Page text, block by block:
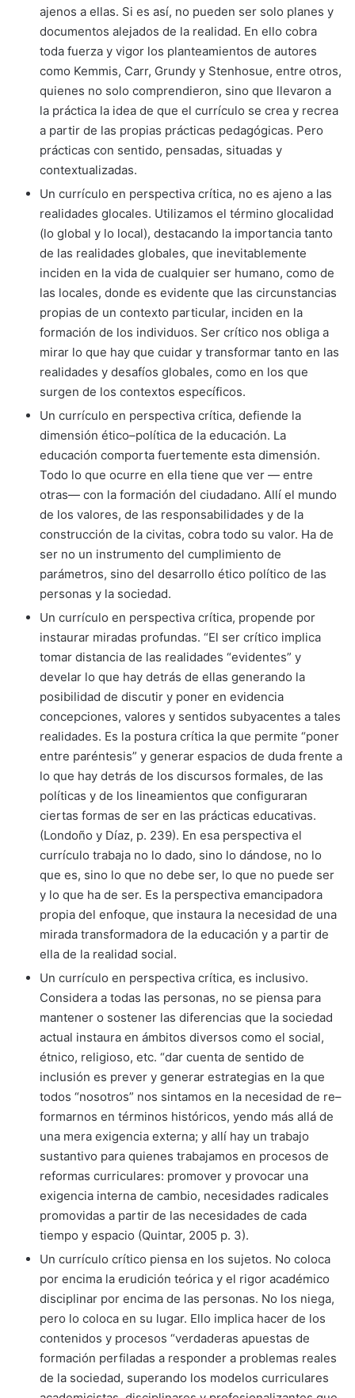
ajenos a ellas. Si es así, no pueden ser solo planes y
documentos alejados de la realidad. En ello cobra
toda fuerza y vigor los planteamientos de autores
como Kemmis, Carr, Grundy y Stenhosue, entre otros,
quienes no solo comprendieron, sino que llevaron a
la práctica la idea de que el currículo se crea y recrea
a partir de las propias prácticas pedagógicas. Pero
prácticas con sentido, pensadas, situadas y
contextualizadas.
Un currículo en perspectiva crítica, no es ajeno a las
realidades glocales. Utilizamos el término glocalidad
(lo global y lo local), destacando la importancia tanto
de las realidades globales, que inevitablemente
inciden en la vida de cualquier ser humano, como de
las locales, donde es evidente que las circunstancias
propias de un contexto particular, inciden en la
formación de los individuos. Ser crítico nos obliga a
mirar lo que hay que cuidar y transformar tanto en las
realidades y desafíos globales, como en los que
surgen de los contextos específicos.
Un currículo en perspectiva crítica, defiende la
dimensión ético–política de la educación. La
educación comporta fuertemente esta dimensión.
Todo lo que ocurre en ella tiene que ver — entre
otras— con la formación del ciudadano. Allí el mundo
de los valores, de las responsabilidades y de la
construcción de la civitas, cobra todo su valor. Ha de
ser no un instrumento del cumplimiento de
parámetros, sino del desarrollo ético político de las
personas y la sociedad.
Un currículo en perspectiva crítica, propende por
instaurar miradas profundas. “El ser crítico implica
tomar distancia de las realidades “evidentes” y
develar lo que hay detrás de ellas generando la
posibilidad de discutir y poner en evidencia
concepciones, valores y sentidos subyacentes a tales
realidades. Es la postura crítica la que permite “poner
entre paréntesis” y generar espacios de duda frente a
lo que hay detrás de los discursos formales, de las
políticas y de los lineamientos que configuraran
ciertas formas de ser en las prácticas educativas.
(Londoño y Díaz, p. 239). En esa perspectiva el
currículo trabaja no lo dado, sino lo dándose, no lo
que es, sino lo que no debe ser, lo que no puede ser
y lo que ha de ser. Es la perspectiva emancipadora
propia del enfoque, que instaura la necesidad de una
mirada transformadora de la educación y a partir de
ella de la realidad social.
Un currículo en perspectiva crítica, es inclusivo.
Considera a todas las personas, no se piensa para
mantener o sostener las diferencias que la sociedad
actual instaura en ámbitos diversos como el social,
étnico, religioso, etc. “dar cuenta de sentido de
inclusión es prever y generar estrategias en la que
todos “nosotros” nos sintamos en la necesidad de re–
formarnos en términos históricos, yendo más allá de
una mera exigencia externa; y allí hay un trabajo
sustantivo para quienes trabajamos en procesos de
reformas curriculares: promover y provocar una
exigencia interna de cambio, necesidades radicales
promovidas a partir de las necesidades de cada
tiempo y espacio (Quintar, 2005 p. 3).
Un currículo crítico piensa en los sujetos. No coloca
por encima la erudición teórica y el rigor académico
disciplinar por encima de las personas. No los niega,
pero lo coloca en su lugar. Ello implica hacer de los
contenidos y procesos “verdaderas apuestas de
formación perfiladas a responder a problemas reales
de la sociedad, superando los modelos curriculares